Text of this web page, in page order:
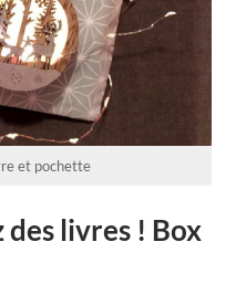
et pochette
livres ! Box